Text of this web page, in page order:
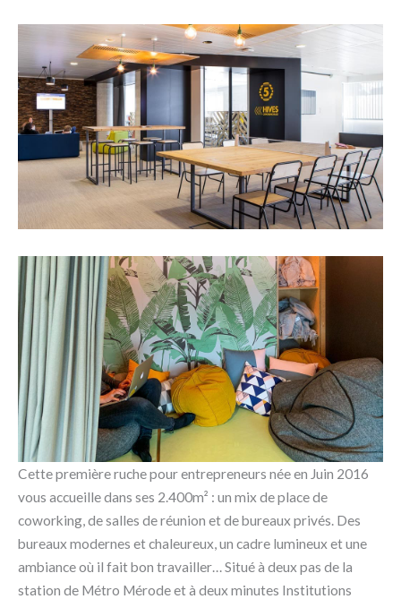
Cette première ruche pour entrepreneurs née en Juin 2016
vous accueille dans ses 2.400m² : un mix de place de
coworking, de salles de réunion et de bureaux privés. Des
bureaux modernes et chaleureux, un cadre lumineux et une
ambiance où il fait bon travailler… Situé à deux pas de la
station de Métro Mérode et à deux minutes Institutions